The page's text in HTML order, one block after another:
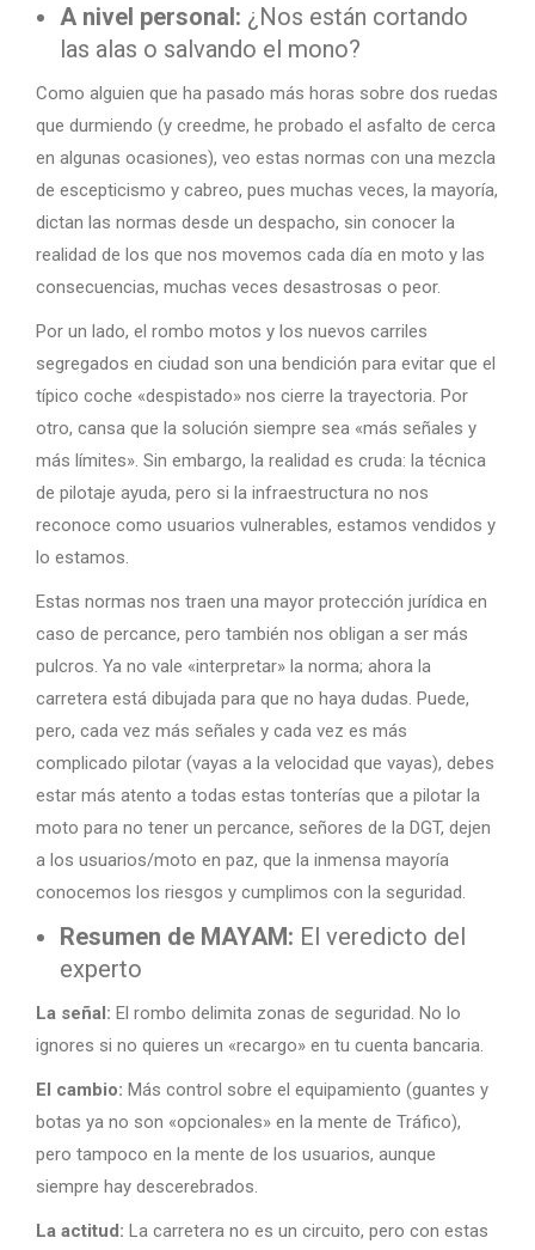
A nivel personal: ¿Nos están cortando
las alas o salvando el mono?
Como alguien que ha pasado más horas sobre dos ruedas
que durmiendo (y creedme, he probado el asfalto de cerca
en algunas ocasiones), veo estas normas con una mezcla
de escepticismo y cabreo, pues muchas veces, la mayoría,
dictan las normas desde un despacho, sin conocer la
realidad de los que nos movemos cada día en moto y las
consecuencias, muchas veces desastrosas o peor.
Por un lado, el rombo motos y los nuevos carriles
segregados en ciudad son una bendición para evitar que el
típico coche «despistado» nos cierre la trayectoria. Por
otro, cansa que la solución siempre sea «más señales y
más límites». Sin embargo, la realidad es cruda: la técnica
de pilotaje ayuda, pero si la infraestructura no nos
reconoce como usuarios vulnerables, estamos vendidos y
lo estamos.
Estas normas nos traen una mayor protección jurídica en
caso de percance, pero también nos obligan a ser más
pulcros. Ya no vale «interpretar» la norma; ahora la
carretera está dibujada para que no haya dudas. Puede,
pero, cada vez más señales y cada vez es más
complicado pilotar (vayas a la velocidad que vayas), debes
estar más atento a todas estas tonterías que a pilotar la
moto para no tener un percance, señores de la DGT, dejen
a los usuarios/moto en paz, que la inmensa mayoría
conocemos los riesgos y cumplimos con la seguridad.
Resumen de MAYAM: El veredicto del
experto
La señal: El rombo delimita zonas de seguridad. No lo
ignores si no quieres un «recargo» en tu cuenta bancaria.
El cambio: Más control sobre el equipamiento (guantes y
botas ya no son «opcionales» en la mente de Tráfico),
pero tampoco en la mente de los usuarios, aunque
siempre hay descerebrados.
La actitud: La carretera no es un circuito, pero con estas